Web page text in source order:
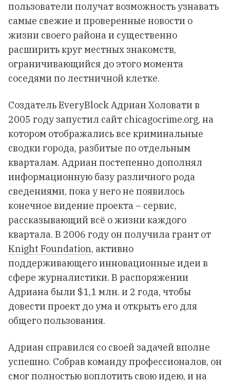
пользователи получат возможность узнавать
самые свежие и проверенные новости о
жизни своего района и существенно
расширить круг местных знакомств,
ограничивающийся до этого момента
соседями по лестничной клетке.
Создатель EveryBlock Адриан Холовати в
2005 году запустил сайт chicagocrime.org, на
котором отображались все криминальные
сводки города, разбитые по отдельным
кварталам. Адриан постепенно дополнял
информационную базу различного рода
сведениями, пока у него не появилось
конечное видение проекта – сервис,
рассказывающий всё о жизни каждого
квартала. В 2006 году он получила грант от
Knight Foundation, активно
поддерживающего инновационные идеи в
сфере журналистики. В распоряжении
Адриана были $1,1 млн. и 2 года, чтобы
довести проект до ума и открыть его для
общего пользования.
Адриан справился со своей задачей вполне
успешно. Собрав команду профессионалов, он
смог полностью воплотить свою идею, и на